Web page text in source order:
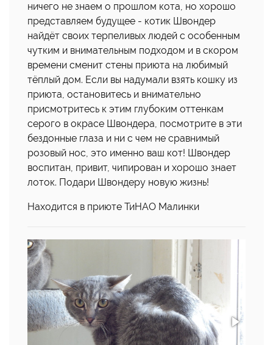
ничего не знаем о прошлом кота, но хорошо
представляем будущее - котик Швондер
найдёт своих терпеливых людей с особенным
чутким и внимательным подходом и в скором
времени сменит стены приюта на любимый
тёплый дом. Если вы надумали взять кошку из
приюта, остановитесь и внимательно
присмотритесь к этим глубоким оттенкам
серого в окрасе Швондера, посмотрите в эти
бездонные глаза и ни с чем не сравнимый
розовый нос, это именно ваш кот! Швондер
воспитан, привит, чипирован и хорошо знает
лоток. Подари Швондеру новую жизнь!
Находится в приюте ТиНАО Малинки